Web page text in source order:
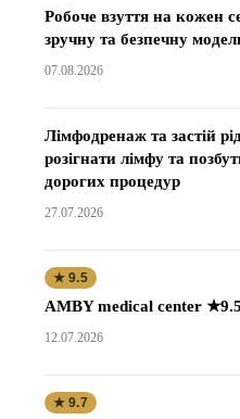
Робоче взуття на кожен
зручну та безпечну
07.08.2026
Лімфодренаж та застій
розігнати лімфу та
дорогих процедур
27.07.2026
★ 9.5
AMBY medical center ★9.5
12.07.2026
★ 9.7